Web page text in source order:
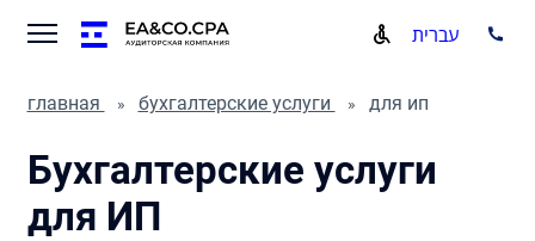
עברית
главная бухгалтерские услуги для ип
Бухгалтерские услуги
для ИП